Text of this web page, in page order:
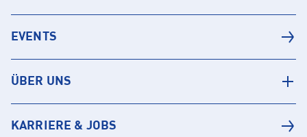
EVENTS
ÜBER UNS
KARRIERE & JOBS